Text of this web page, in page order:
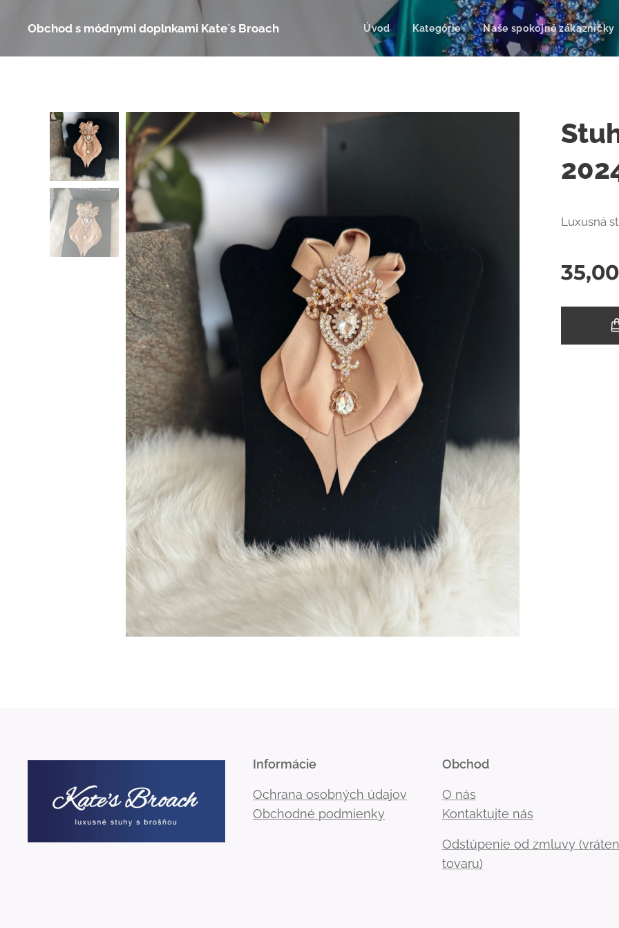
Obchod s módnymi doplnkami Kate´s Broach Úvod Kategórie Naše spokojné zákazníčky
Luxusná
35,00
Informácie
Ochrana osobných údajov
Obchodné podmienky
Obchod
O nás
Kontaktujte nás
Odstúpenie od zmluvy
tovaru)